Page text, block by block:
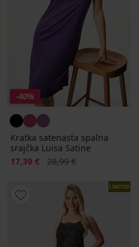
-40%
Kratka satenasta spalna
srajčka Luisa Satine
Popust
17,39 € Prvotna cena
28,99 €
LIMITED